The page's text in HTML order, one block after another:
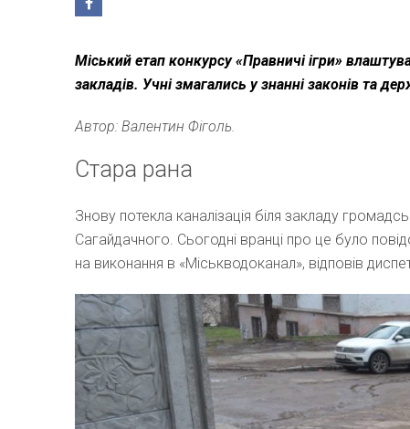
Міський етап конкурсу «Правничі ігри»
закладів. Учні змагались у знанні законів та
Автор: Валентин Фіголь.
Стара рана
Знову потекла каналізація біля закладу
Сагайдачного. Сьогодні вранці про це було
на виконання в «Міськводоканал», відповів